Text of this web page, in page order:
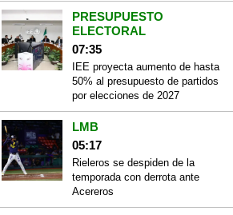
PRESUPUESTO
ELECTORAL
07:35
IEE proyecta aumento de hasta
50% al presupuesto de partidos
por elecciones de 2027
LMB
05:17
Rieleros se despiden de la
temporada con derrota ante
Acereros